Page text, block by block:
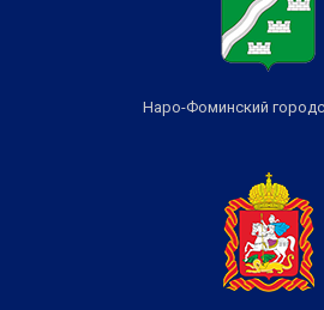
Наро-Фоминский